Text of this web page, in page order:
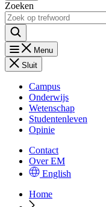
Zoeken
Menu
Sluit
Campus
Onderwijs
Wetenschap
Studentenleven
Opinie
Contact
Over EM
English
Home